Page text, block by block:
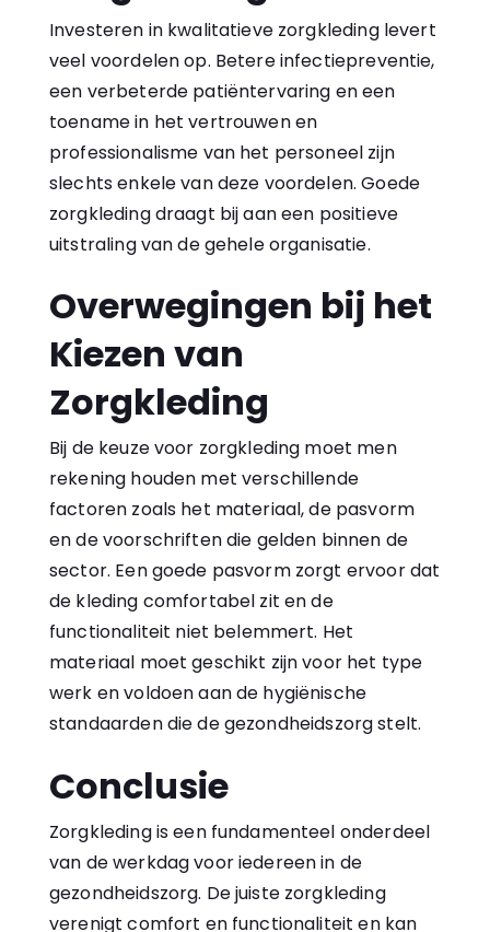
Investeren in kwalitatieve zorgkleding levert
veel voordelen op. Betere infectiepreventie,
een verbeterde patiëntervaring en een
toename in het vertrouwen en
professionalisme van het personeel zijn
slechts enkele van deze voordelen. Goede
zorgkleding draagt bij aan een positieve
uitstraling van de gehele organisatie.
Overwegingen bij het
Kiezen van
Zorgkleding
Bij de keuze voor zorgkleding moet men
rekening houden met verschillende
factoren zoals het materiaal, de pasvorm
en de voorschriften die gelden binnen de
sector. Een goede pasvorm zorgt ervoor dat
de kleding comfortabel zit en de
functionaliteit niet belemmert. Het
materiaal moet geschikt zijn voor het type
werk en voldoen aan de hygiënische
standaarden die degezondheidszorgstelt.
Conclusie
Zorgkleding is een fundamenteel onderdeel
van de werkdag voor iedereen in de
gezondheidszorg. De juiste zorgkleding
verenigt comfort en functionaliteit en kan